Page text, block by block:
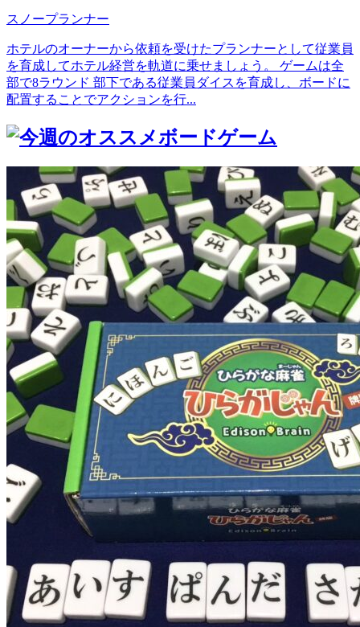
スノープランナー
ホテルのオーナーから依頼を受けたプランナーとして従業員
を育成してホテル経営を軌道に乗せましょう。 ゲームは全
部で8ラウンド 部下である従業員ダイスを育成し、ボードに
配置することでアクションを行...